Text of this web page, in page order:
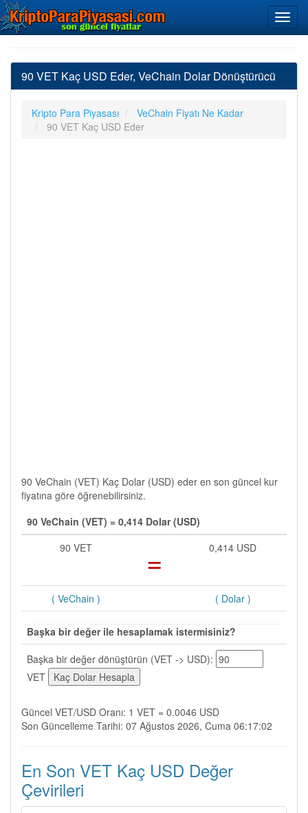
90 VET Kaç USD Eder, VeChain Dolar Dönüştürücü
Kripto Para Piyasası
VeChain Fiyatı Ne Kadar
90 VET Kaç USD Eder
90 VeChain (VET) Kaç Dolar (USD) eder en son güncel kur
fiyatına göre öğrenebilirsiniz.
90 VeChain (VET) = 0,414 Dolar (USD)
90 VET
= 0,414 USD
( VeChain ) ( Dolar )
Başka bir değer ile hesaplamak istermisiniz?
Başka bir değer dönüştürün (VET -> USD):
VET
Güncel VET/USD Oranı: 1 VET = 0.0046 USD
Son Güncelleme Tarihi: 07 Ağustos 2026, Cuma 06:17:02
En Son VET Kaç USD Değer
Çevirileri